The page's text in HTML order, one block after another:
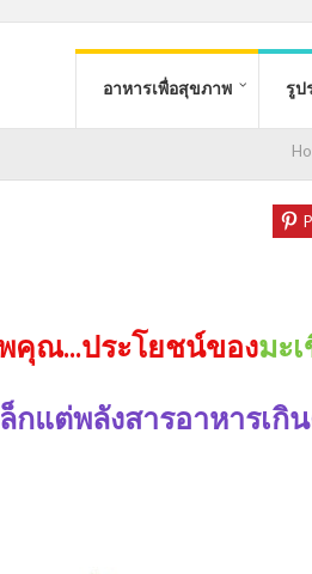
อาหารเพื่อสุขภาพ รูป
คุณ...ประโยชน์ของมะ
กแต่พลังสารอาหารเกิ